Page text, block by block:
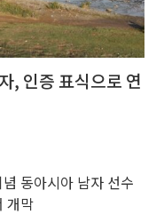
, 인증 표식으로 연
동아시아 남자 선수
개막